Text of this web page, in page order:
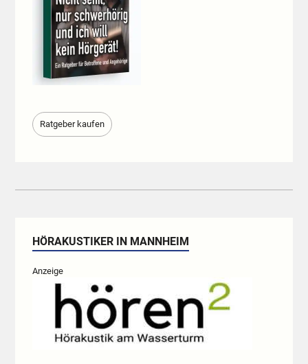
Ratgeber kaufen
HÖRAKUSTIKER IN MANNHEIM
Anzeige